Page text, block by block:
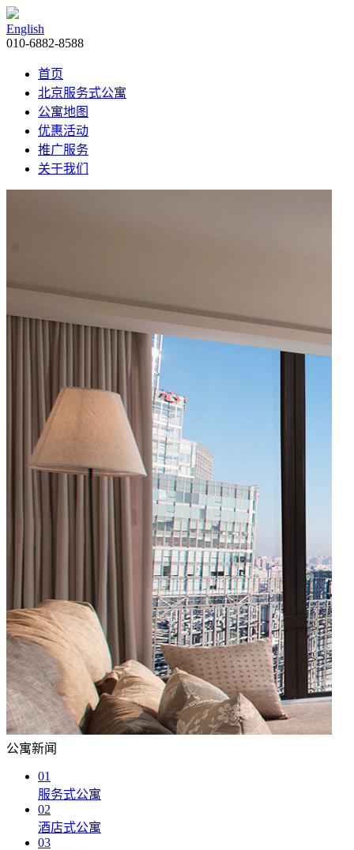
English
010-6882-8588
首页
北京服务式公寓
公寓地图
优惠活动
推广服务
关于我们
公寓新闻
01
服务式公寓
02
酒店式公寓
03